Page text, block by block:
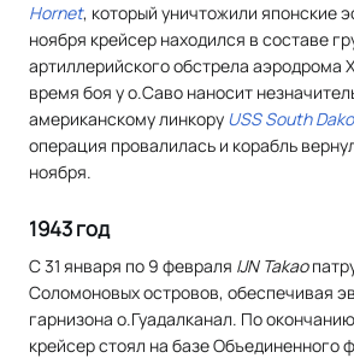
Hornet, который уничтожили японские
ноября крейсер находился в составе
артиллерийского обстрела аэродрома
время боя у о.Саво наносит
американскому линкору USS South
операция провалилась и корабль
ноября.
1943 год
С 31 января по 9 февраля IJN Takao
Соломоновых островов, обеспечивая
гарнизона о.Гуадалканал. По
крейсер стоял на базе Объединенного